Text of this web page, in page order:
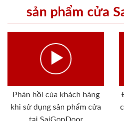
sản phẩm cửa
Phản hồi của khách hàng
khi sử dụng sản phẩm cửa
tại SaiGonDoor